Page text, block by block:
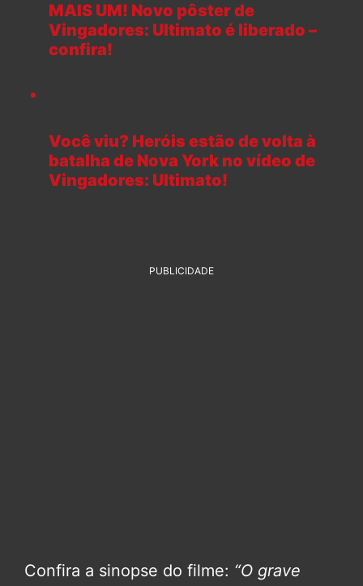
MAIS UM! Novo pôster de
Vingadores: Ultimato é liberado –
confira!
Você viu? Heróis estão de volta à
batalha de Nova York no vídeo de
Vingadores: Ultimato!
PUBLICIDADE
Confira a sinopse do filme: “O grave